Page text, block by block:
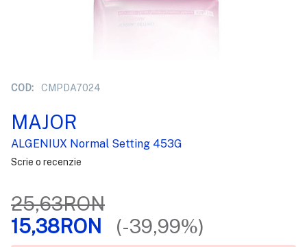
COD: CMPDA7024
MAJOR
ALGENIUX Normal Setting 453G
Scrie o recenzie
25,63RON
15,38RON
(-39,99%)